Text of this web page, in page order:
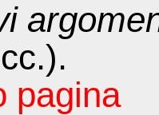
pagina